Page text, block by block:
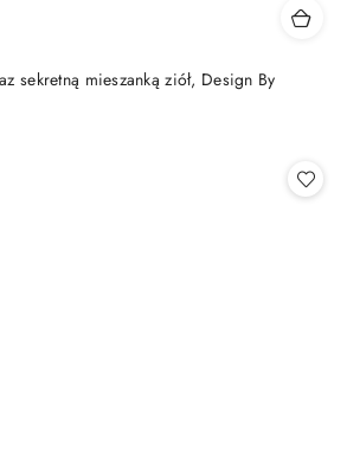
sekretną mieszanką ziół, Design By